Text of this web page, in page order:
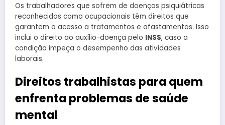
Os trabalhadores que sofrem de doenças psiquiátricas
reconhecidas como ocupacionais têm direitos que
garantem o acesso a tratamentos e afastamentos. Isso
inclui o direito ao auxílio-doença pelo INSS, caso a
condição impeça o desempenho das atividades
laborais.
Direitos trabalhistas para quem
enfrenta problemas de saúde
mental